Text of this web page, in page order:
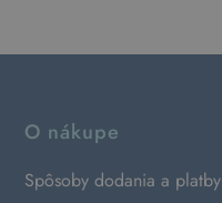
O nákupe
Spôsoby dodania a platby